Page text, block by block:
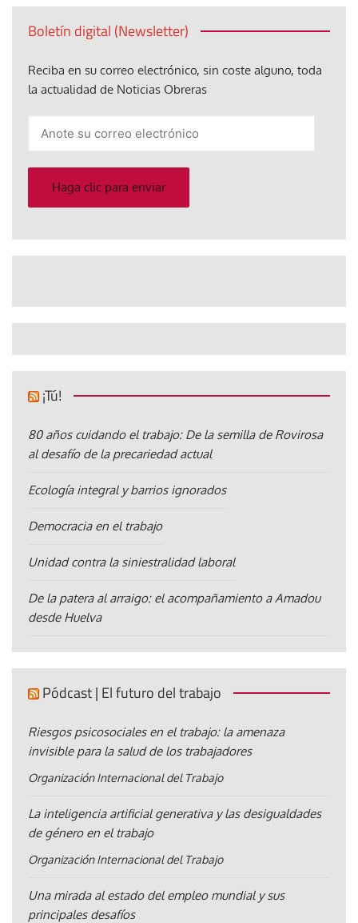
Boletín digital (Newsletter)
Reciba en su correo electrónico, sin coste alguno, toda
la actualidad de Noticias Obreras
electrónico
Haga clic para enviar
¡Tú!
80 años cuidando el trabajo: De la semilla de Rovirosa
al desafío de la precariedad actual
Ecología integral y barrios ignorados
Democracia en el trabajo
Unidad contra la siniestralidad laboral
De la patera al arraigo: el acompañamiento a Amadou
desde Huelva
Pódcast | El futuro del trabajo
Riesgos psicosociales en el trabajo: la amenaza
invisible para la salud de los trabajadores
Organización Internacional del Trabajo
La inteligencia artificial generativa y las desigualdades
de género en el trabajo
Organización Internacional del Trabajo
Una mirada al estado del empleo mundial y sus
principales desafíos